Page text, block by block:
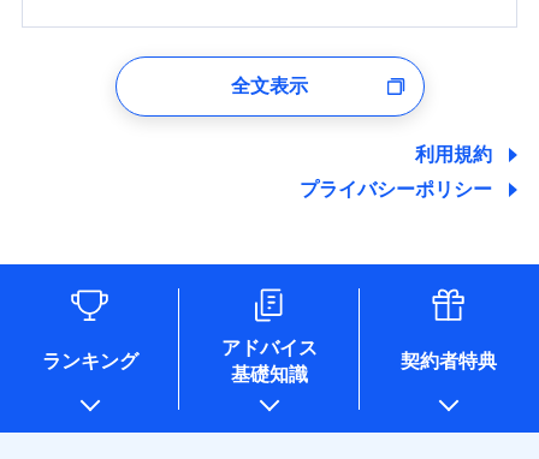
ユーザー登録受付および、管理のため
しくは委託を受けている保険会社・提携会社の保険その他に
関する情報を提供し、金融商品等の契約を勧奨するため、ま
た維持管理等の委託業務遂行のため、またそれらに付帯、関
情報を取引のある他の保険会社の商品・サービスをご提案す
るために利用させていただくことがあります。）
各種セミナーの開催のため
コンサルティングサービスの実施のため
アンケートやキャンペーン等の実施のため
上記に係る案内・手続き・管理等付帯業務を行うため
* 当社が委託を受けている保険会社の情報は、保険会社のホ
ームページに掲載しておりますので、ご確認ください。
全文表示
利用規約
プライバシーポリシー
ランキング
アドバイス
基礎知識
契約者特典